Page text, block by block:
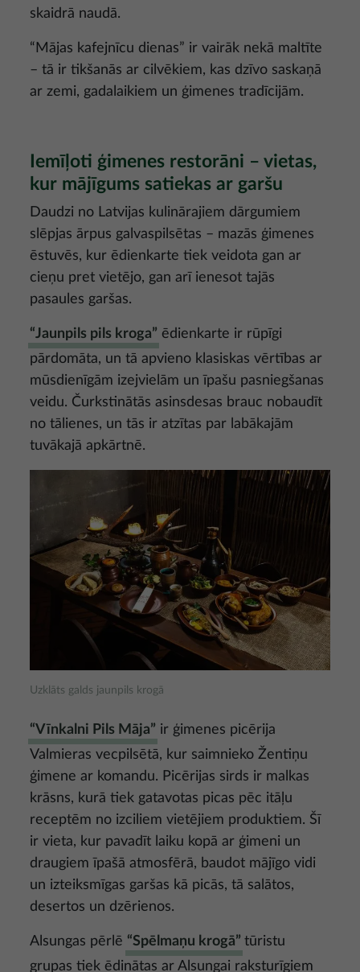
skaidrā naudā.
“Mājas kafejnīcu dienas” ir vairāk nekā maltīte
– tā ir tikšanās ar cilvēkiem, kas dzīvo saskaņā
ar zemi, gadalaikiem un ģimenes tradīcijām.
Iemīļoti ģimenes restorāni – vietas,
kur mājīgums satiekas ar garšu
Daudzi no Latvijas kulinārajiem dārgumiem
slēpjas ārpus galvaspilsētas – mazās ģimenes
ēstuvēs, kur ēdienkarte tiek veidota gan ar
cieņu pret vietējo, gan arī ienesot tajās
pasaules garšas.
“Jaunpils pils kroga” ēdienkarte ir rūpīgi
pārdomāta, un tā apvieno klasiskas vērtības ar
mūsdienīgām izejvielām un īpašu pasniegšanas
veidu. Čurkstinātās asinsdesas brauc nobaudīt
no tālienes, un tās ir atzītas par labākajām
tuvākajā apkārtnē.
Uzklāts galds jaunpils krogā
“Vīnkalni Pils Māja” ir ģimenes picērija
Valmieras vecpilsētā, kur saimnieko Žentiņu
ģimene ar komandu. Picērijas sirds ir malkas
krāsns, kurā tiek gatavotas picas pēc itāļu
receptēm no izciliem vietējiem produktiem. Šī
ir vieta, kur pavadīt laiku kopā ar ģimeni un
draugiem īpašā atmosfērā, baudot mājīgo vidi
un izteiksmīgas garšas kā picās, tā salātos,
desertos un dzērienos.
Alsungas pērlē “Spēlmaņu krogā” tūristu
grupas tiek ēdinātas ar Alsungai raksturīgiem